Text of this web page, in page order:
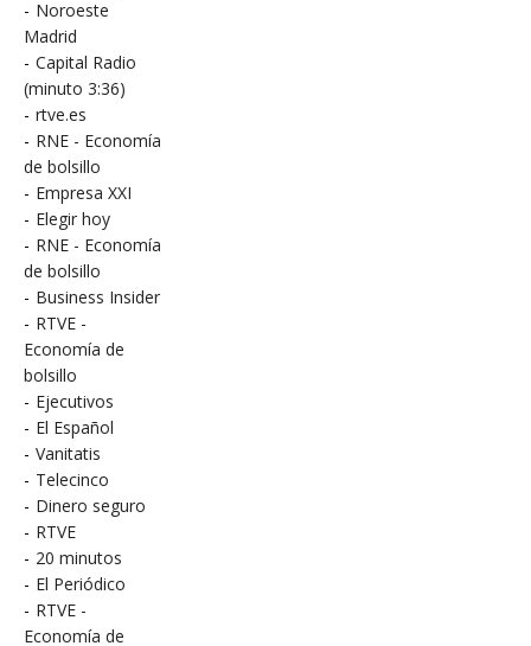
- Noroeste
Madrid
- Capital Radio
(minuto 3:36)
- rtve.es
- RNE - Economía
de bolsillo
- Empresa XXI
- Elegir hoy
- RNE - Economía
de bolsillo
- Business Insider
- RTVE -
Economía de
bolsillo
- Ejecutivos
- El Español
- Vanitatis
- Telecinco
- Dinero seguro
- RTVE
- 20 minutos
- El Periódico
- RTVE -
Economía de